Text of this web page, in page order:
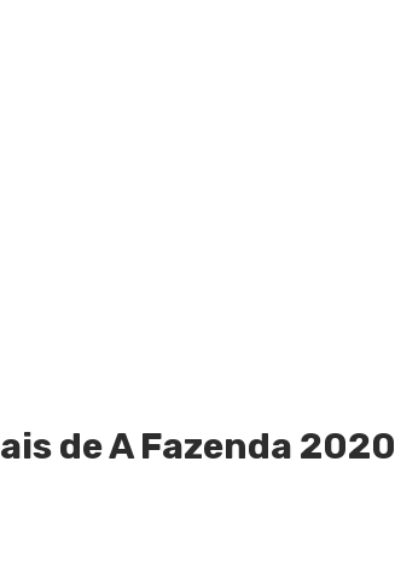
de A Fazenda 2020